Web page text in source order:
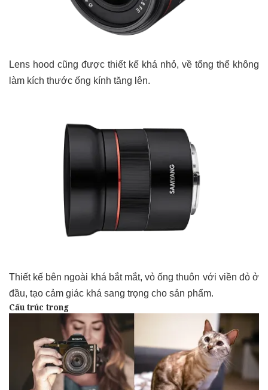
Lens hood cũng được thiết kế khá nhỏ, về tổng thể không
làm kích thước ống kính tăng lên.
Thiết kế bên ngoài khá bắt mắt, vỏ ống thuôn với viền đỏ ở
đầu, tạo cảm giác khá sang trọng cho sản phẩm.
Cấu trúc trong